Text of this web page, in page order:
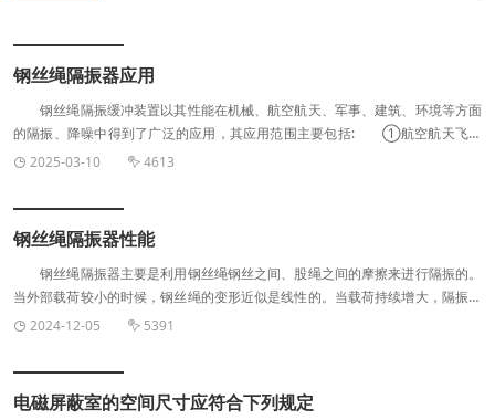
钢丝绳隔振器应用
钢丝绳隔振缓冲装置以其性能在机械、航空航天、军事、建筑、环境等方面
的隔振、降噪中得到了广泛的应用，其应用范围主要包括: ①航空航天飞行
器关键部件，潜艇配置的各种仪器设备的反侦察隔振、降噪。 ②导弹发射
冲。
 2025-03-10  4613
钢丝绳隔振器性能
钢丝绳隔振器主要是利用钢丝绳钢丝之间、股绳之间的摩擦来进行隔振的。
当外部载荷较小的时候，钢丝绳的变形近似是线性的。当载荷持续增大，隔振器
位移增大到一定程度时，钢丝绳股与股之间就发生了滑移，此时钢丝绳振器的刚
环境几乎没有要求，可以在盐雾、菌、潮湿、臭氧、油脂、日照、核辐射、尘埃
和各种有机溶剂的环境下工作。同时，钢丝绳隔振器的承载范围大，可以通过改
 2024-12-05  5391
电磁屏蔽室的空间尺寸应符合下列规定